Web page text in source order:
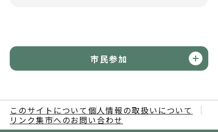
市民参加
このサイトについて 個人情報の取扱いについて
リンク集市へのお問い合わせ